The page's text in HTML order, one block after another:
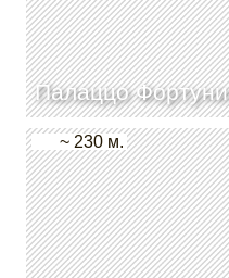
Палаццо Фортуни
~ 230 м.